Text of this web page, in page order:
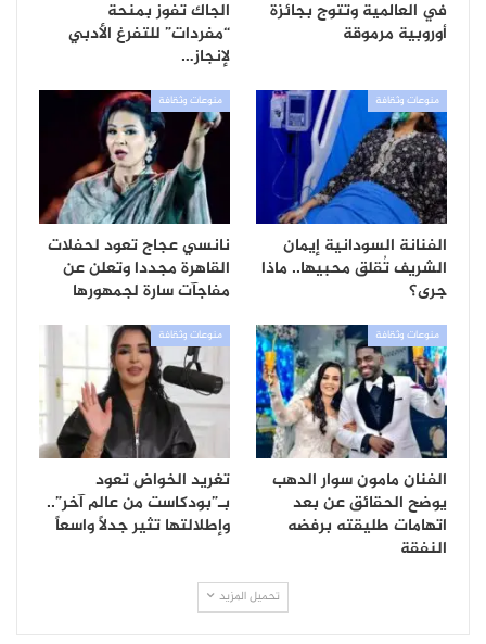
في العالمية وتتوج بجائزة
أوروبية مرموقة
الجاك تفوز بمنحة
“مفردات” للتفرغ الأدبي
لإنجاز…
منوعات وثقافة
الفنانة السودانية إيمان
الشريف تُقلق محبيها.. ماذا
جرى؟
منوعات وثقافة
نانسي عجاج تعود لحفلات
القاهرة مجددا وتعلن عن
مفاجآت سارة لجمهورها
منوعات وثقافة
الفنان مامون سوار الدهب
يوضح الحقائق عن بعد
اتهامات طليقته برفضه
النفقة
منوعات وثقافة
تغريد الخواض تعود
بـ”بودكاست من عالم آخر”..
وإطلالتها تثير جدلاً واسعاً
تحميل المزيد